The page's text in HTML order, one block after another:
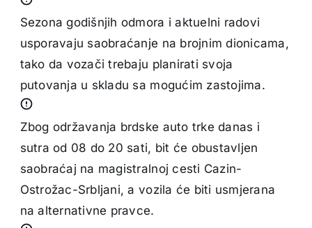
Sezona godišnjih odmora i aktuelni radovi
usporavaju saobraćanje na brojnim dionicama,
tako da vozači trebaju planirati svoja
putovanja u skladu sa mogućim zastojima.
Zbog održavanja brdske auto trke danas i
sutra od 08 do 20 sati, bit će obustavljen
saobraćaj na magistralnoj cesti Cazin-
Ostrožac-Srbljani, a vozila će biti usmjerana
na alternativne pravce.